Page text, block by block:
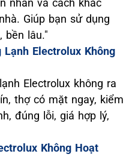
nhân và cách khắc
Giúp bạn sử dụng
bền lâu."
Electrolux Không
Electrolux không ra
thợ có mặt ngay, kiểm
đúng lỗi, giá hợp lý,
Không Hoạt